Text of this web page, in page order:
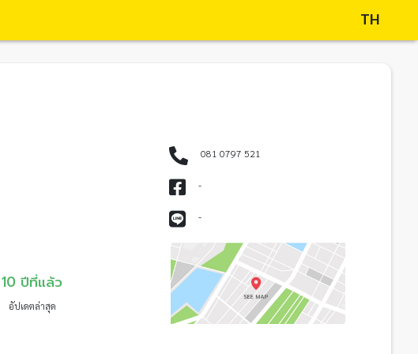
TH
10 ปีที่แล้ว
อัปเดตล่าสุด
081 0797 521
-
-